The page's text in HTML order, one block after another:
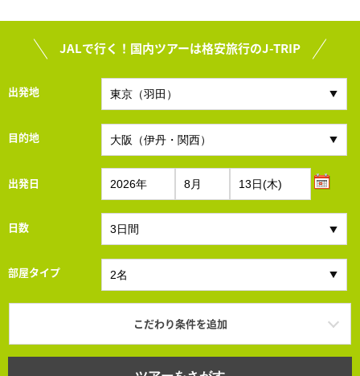
JALで行く！国内ツアーは格安旅行のJ-TRIP
出発地
目的地
出発日
日数
部屋タイプ
こだわり条件を追加